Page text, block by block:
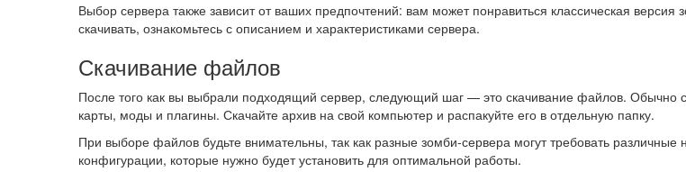
Выбор сервера также зависит от ваших предпочтений: вам может понравиться классическая
скачивать, ознакомьтесь с описанием и характеристиками сервера.
Скачивание файлов
После того как вы выбрали подходящий сервер, следующий шаг — это скачивание файлов.
карты, моды и плагины. Скачайте архив на свой компьютер и распакуйте его в отдельную папку.
При выборе файлов будьте внимательны, так как разные зомби-сервера могут требовать
конфигурации, которые нужно будет установить для оптимальной работы.